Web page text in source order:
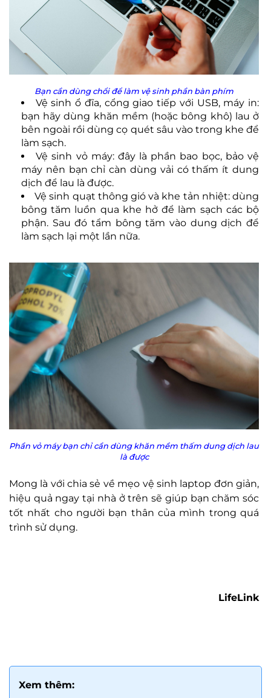
Bạn cần dùng chổi để làm vệ sinh phần bàn phím
Vệ sinh ổ đĩa, cổng giao tiếp với USB, máy in:
bạn hãy dùng khăn mềm (hoặc bông khô) lau ở
bên ngoài rồi dùng cọ quét sâu vào trong khe để
làm sạch.
Vệ sinh vỏ máy: đây là phần bao bọc, bảo vệ
máy nên bạn chỉ càn dùng vải có thấm ít dung
dịch để lau là được.
Vệ sinh quạt thông gió và khe tản nhiệt: dùng
bông tăm luồn qua khe hở để làm sạch các bộ
phận. Sau đó tẩm bông tăm vào dung dịch để
làm sạch lại một lần nữa.
Phần vỏ máy bạn chỉ cần dùng khăn mềm thấm dung dịch lau
là được
Mong là với chia sẻ về mẹo vệ sinh laptop đơn giản,
hiệu quả ngay tại nhà ở trên sẽ giúp bạn chăm sóc
tốt nhất cho người bạn thân của mình trong quá
trình sử dụng.
LifeLink
Xem thêm: